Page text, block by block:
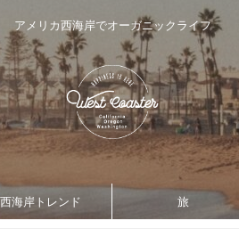
アメリカ西海岸でオーガニックライフ
西海岸トレンド 旅